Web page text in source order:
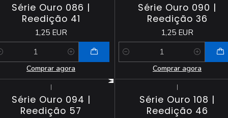
Série Ouro 086 |
Reedição 41
1,25 EUR
Comprar agora
Série Ouro 090 |
Reedição 36
1,25 EUR
Quantidade
Comprar agora
|
Série Ouro 094 |
Reedição 57
|
Série Ouro 108 |
Reedição 46